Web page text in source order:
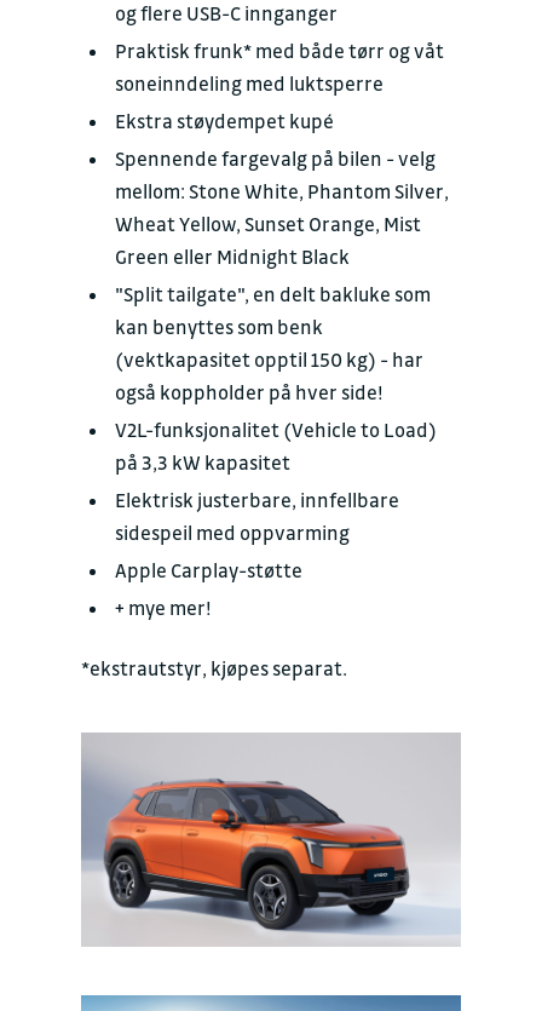
og flere USB-C innganger
Praktisk frunk* med både tørr og våt
soneinndeling med luktsperre
Ekstra støydempet kupé
Spennende fargevalg på bilen - velg
mellom: Stone White, Phantom Silver,
Wheat Yellow, Sunset Orange, Mist
Green eller Midnight Black
"Split tailgate", en delt bakluke som
kan benyttes som benk
(vektkapasitet opptil 150 kg) - har
også koppholder på hver side!
V2L-funksjonalitet (Vehicle to Load)
på 3,3 kW kapasitet
Elektrisk justerbare, innfellbare
sidespeil med oppvarming
Apple Carplay-støtte
+ mye mer!
*ekstrautstyr, kjøpes separat.